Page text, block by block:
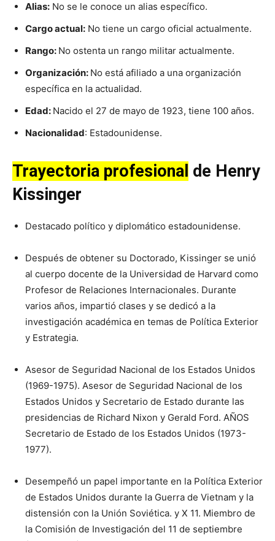
Alias: No se le conoce un alias específico.
Cargo actual: No tiene un cargo oficial actualmente.
Rango: No ostenta un rango militar actualmente.
Organización: No está afiliado a una organización
específica en la actualidad.
Edad: Nacido el 27 de mayo de 1923, tiene 100 años.
Nacionalidad: Estadounidense.
Trayectoria profesional de Henry
Kissinger
Destacado político y diplomático estadounidense.
Después de obtener su Doctorado, Kissinger se unió
al cuerpo docente de la Universidad de Harvard como
Profesor de Relaciones Internacionales. Durante
varios años, impartió clases y se dedicó a la
investigación académica en temas de Política Exterior
y Estrategia.
Asesor de Seguridad Nacional de los Estados Unidos
(1969-1975). Asesor de Seguridad Nacional de los
Estados Unidos y Secretario de Estado durante las
presidencias de Richard Nixon y Gerald Ford. AÑOS
Secretario de Estado de los Estados Unidos (1973-
1977).
Desempeñó un papel importante en la Política Exterior
de Estados Unidos durante la Guerra de Vietnam y la
distensión con la Unión Soviética. y X 11. Miembro de
la Comisión de Investigación del 11 de septiembre